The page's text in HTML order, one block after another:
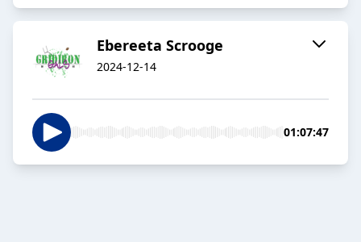
Ebereeta Scrooge
2024-12-14
01:07:47